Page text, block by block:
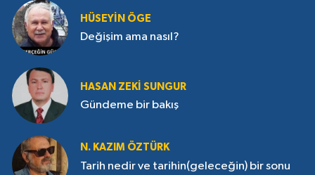
HÜSEYIN ÖGE
Değişim ama nasıl?
HASAN ZEKI SUNGUR
Gündeme bir bakış
N. KAZIM ÖZTÜRK
Tarih nedir ve tarihin(geleceğin) bir sonu